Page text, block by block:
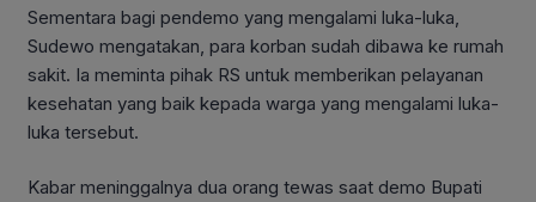
Sementara bagi pendemo yang mengalami luka-luka,
Sudewo mengatakan, para korban sudah dibawa ke rumah
sakit. Ia meminta pihak RS untuk memberikan pelayanan
kesehatan yang baik kepada warga yang mengalami luka-
luka tersebut.
Kabar meninggalnya dua orang tewas saat demo Bupati